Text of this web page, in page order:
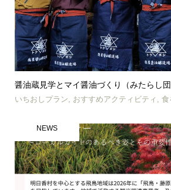
醤油蔵見学とマイ醤油づくり（みたらし
いちおしプラン, おすすめアクティビティ , 食
NEWS